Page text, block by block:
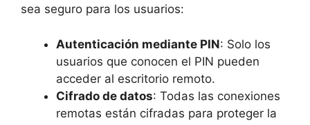
sea seguro para los usuarios:
Autenticación mediante PIN: Solo los
usuarios que conocen el PIN pueden
acceder al escritorio remoto.
Cifrado de datos: Todas las conexiones
remotas están cifradas para proteger la